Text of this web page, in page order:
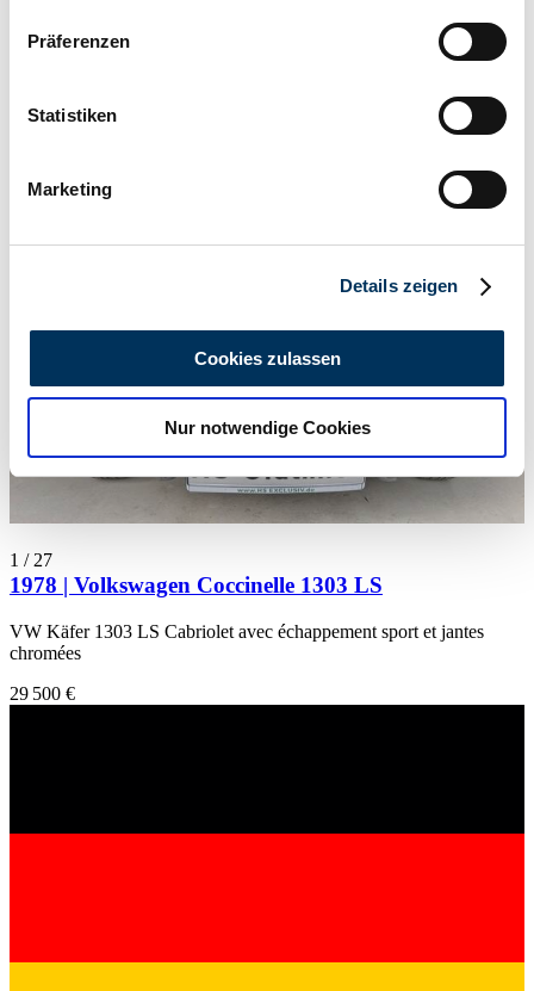
Informationen über Ihre geografische Lage
können
bestimmten Merkmalen (Fingerprinting) identifizieren
Erfahren Sie mehr darüber, wie Ihre persönlichen Daten
analysieren. Außerdem geben wir Informationen zu Ihrer
Verwendung unserer Website an unsere Partner für
soziale Medien, Werbung und Analysen weiter. Unsere
Partner führen diese Informationen möglicherweise mit
weiteren Daten zusammen, die Sie ihnen bereitgestellt
gesammelt haben.
Datenschutzerklärung
Präferenzen
Statistiken
Marketing
Details zeigen
Cookies zulassen
Nur notwendige Cookies
1 / 27
1978 | Volkswagen Coccinelle 1303 LS
VW Käfer 1303 LS Cabriolet avec échappement sport et jantes
chromées
29 500 €